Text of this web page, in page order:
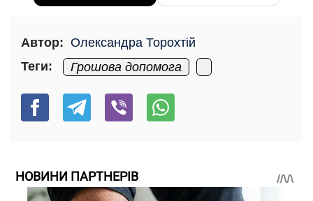
Автор: Олександра Торохтій
Теги:
Грошова допомога
НОВИНИ ПАРТНЕРІВ